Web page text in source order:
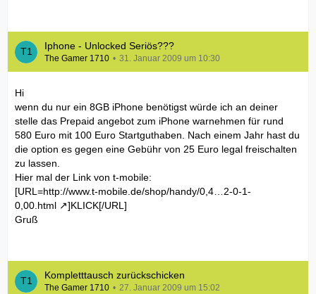
Iphone - Unlocked Seriös???
The Gamer 1710 31. Januar 2009 um 10:30
Hi
wenn du nur ein 8GB iPhone benötigst würde ich an deiner
stelle das Prepaid angebot zum iPhone warnehmen für rund
580 Euro mit 100 Euro Startguthaben. Nach einem Jahr hast du
die option es gegen eine Gebühr von 25 Euro legal freischalten
zu lassen.
Hier mal der Link von t-mobile:
[URL=http://www.t-mobile.de/shop/handy/0,4…2-0-1-
0,00.html
]KLICK[/URL]
Gruß
Kompletttausch zurückschicken
The Gamer 1710 27. Januar 2009 um 15:02